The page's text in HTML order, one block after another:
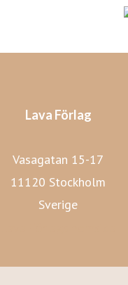
Lava Förlag
Vasagatan 15-17
11120 Stockholm
Sverige